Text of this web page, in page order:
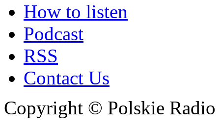
How to listen
Podcast
RSS
Contact Us
Copyright © Polskie